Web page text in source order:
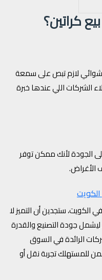
كراتين؟
لازم تبص على سمعة
الشركات اللي عندها خبرة
الجودة لأنك ممكن توفر
الأغراض.
الكويت
الكويت، ستجدين أن التميز لا
جودة التصنيع والقدرة
الرائدة في السوق
للمستهلك تجربة نقل أو